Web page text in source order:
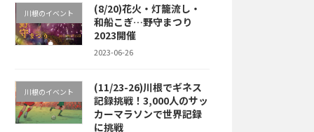
川根のイベント
(8/20)花火・灯籠流し・
和船こぎ…野守まつり
2023開催
2023-06-26
川根のイベント
(11/23-26)川根でギネス
記録挑戦！3,000人のサッ
カーマラソンで世界記録
に挑戦